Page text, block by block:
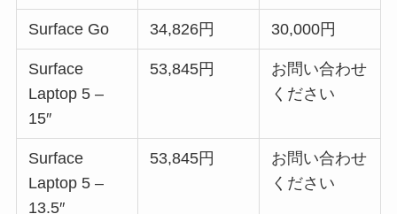
Surface Go 34,826円 30,000円
Surface
Laptop 5 –
15″
53,845円
お問い合わせ
ください
Surface
Laptop 5 –
13.5″
53,845円
お問い合わせ
ください